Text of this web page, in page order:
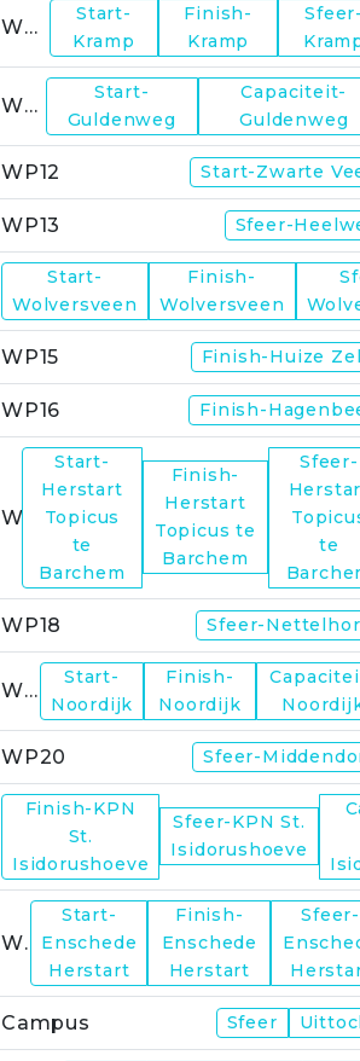
WP10
Start-
Kramp
Finish-
Kramp
Sfeer-
WP11
Start-
Guldenweg
Capaciteit-
Guldenweg
WP12 Start-Zwarte
WP13 Sfeer-
Start-
Wolversveen
Finish-
Wolversveen
WP15 Finish-Huize
WP16 Finish-
Start-
Herstart
Topicus
te
Barchem
Finish-
Herstart
Topicus te
Barchem
Sfeer-
te
WP18 Sfeer-
WP19
Start-
Noordijk
Finish-
Noordijk
WP20 Sfeer-
Finish-KPN
St.
Isidorushoeve
Sfeer-KPN St.
Isidorushoeve
WP23
Start-
Enschede
Herstart
Finish-
Enschede
Herstart
Sfeer-
Campus Sfeer